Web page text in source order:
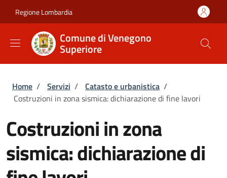
Regione Lombardia
Comune di Venegono
Superiore
Briciole di pane
Home / Servizi / Catasto e urbanistica /
Costruzioni in zona sismica: dichiarazione di fine lavori
Costruzioni in zona
sismica: dichiarazione di